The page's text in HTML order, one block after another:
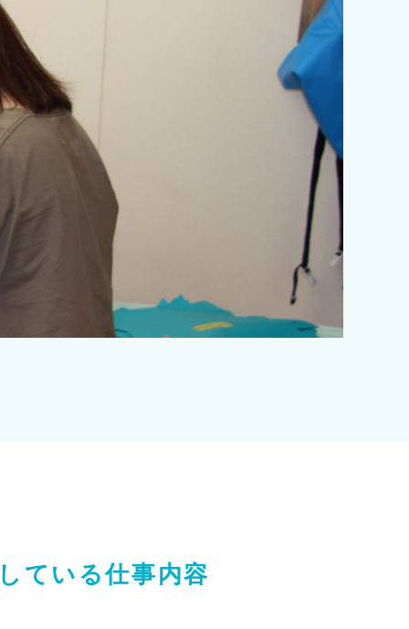
ている仕事内容